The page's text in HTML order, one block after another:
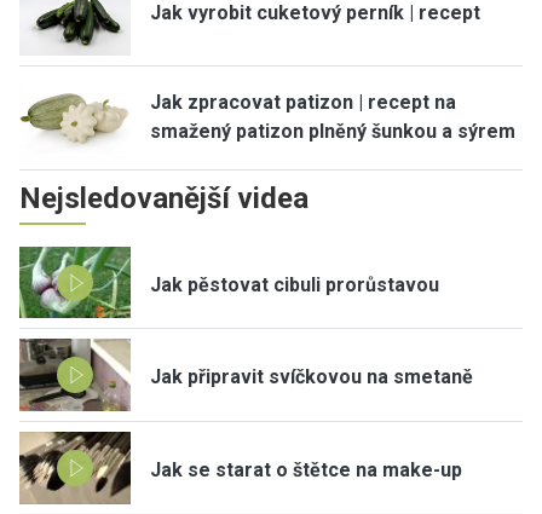
Jak vyrobit cuketový perník | recept
Jak zpracovat patizon | recept na
smažený patizon plněný šunkou a sýrem
Nejsledovanější videa
Jak pěstovat cibuli prorůstavou
Jak připravit svíčkovou na smetaně
Jak se starat o štětce na make-up